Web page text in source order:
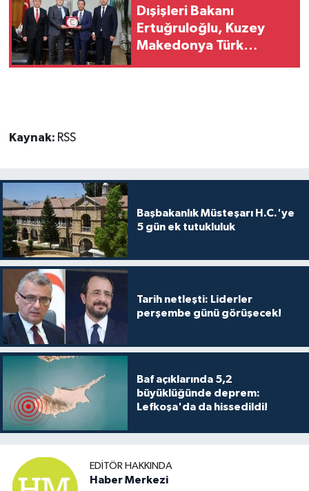
Dışişleri Bakanı
Ertuğruloğlu, Kuzey
Makedonya Türk
Kaynak: RSS
Başbakanlık Müsteşarı H.C.'ye
5 gün ek tutukluluk
Tarih netleşti: Liderler
perşembe günü görüşecek!
Baf açıklarında 5,2
büyüklüğünde deprem:
Lefkoşa'da da hissedildi!
EDITÖR HAKKINDA
Haber Merkezi